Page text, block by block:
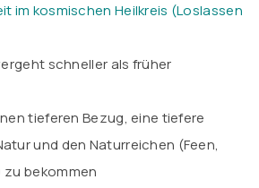
im kosmischen Heilkreis (Loslassen
schneller als früher
tieferen Bezug, eine tiefere
und den Naturreichen (Feen,
zu bekommen